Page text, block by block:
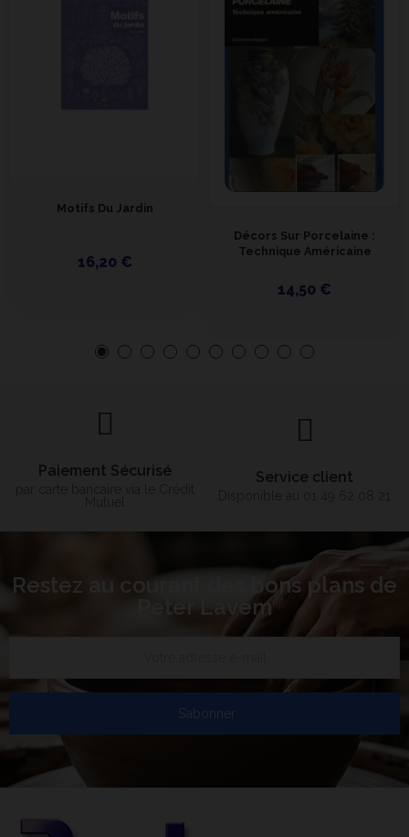
Motifs Du Jardin
16,20 €
Décors Sur Porcelaine :
Technique Américaine
14,50 €
Paiement Sécurisé Service client
Restez au courant des bons plans de
Peter Lavem
S’abonner